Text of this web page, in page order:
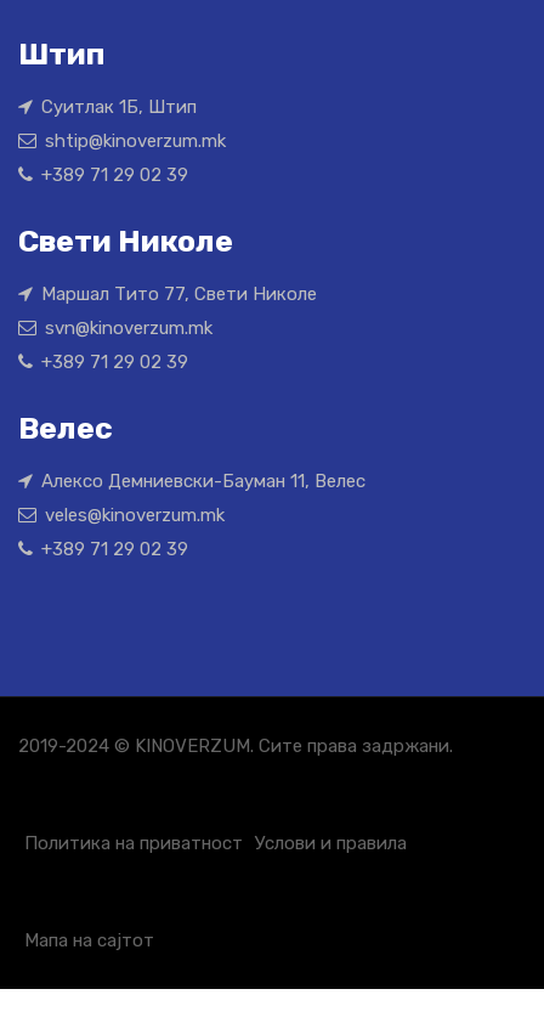
Штип
Суитлак 1Б, Штип
shtip@kinoverzum.mk
+389 71 29 02 39
Свети Николе
Маршал Тито 77, Свети Николе
svn@kinoverzum.mk
+389 71 29 02 39
Велес
Алексо Демниевски-Бауман 11, Велес
veles@kinoverzum.mk
+389 71 29 02 39
2019-2024 © KINOVERZUM. Сите права задржани.
Политика на приватност Услови и правила
Мапа на сајтот